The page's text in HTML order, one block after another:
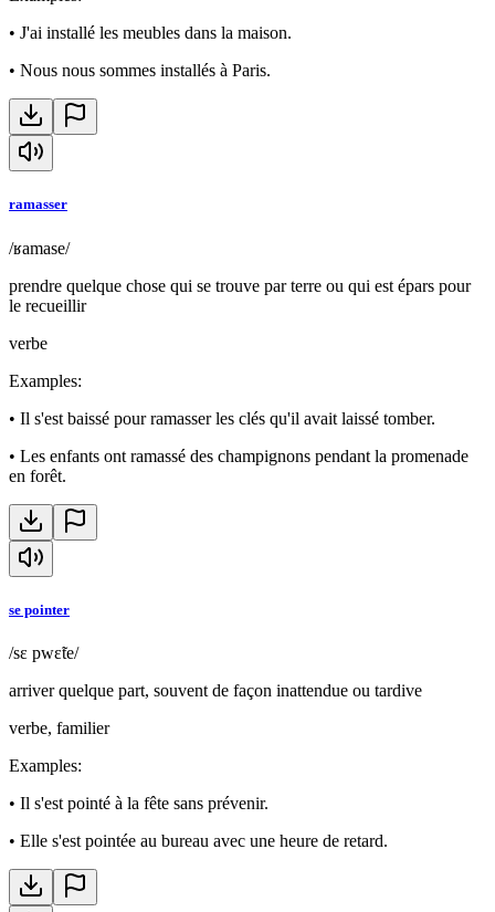
• J'ai installé les meubles dans la maison.
• Nous nous sommes installés à Paris.
ramasser
/ʁamase/
prendre quelque chose qui se trouve par terre ou qui est épars pour
le recueillir
verbe
Examples:
• Il s'est baissé pour ramasser les clés qu'il avait laissé tomber.
• Les enfants ont ramassé des champignons pendant la promenade
en forêt.
se pointer
/sɛ pwɛ̃te/
arriver quelque part, souvent de façon inattendue ou tardive
verbe, familier
Examples:
• Il s'est pointé à la fête sans prévenir.
• Elle s'est pointée au bureau avec une heure de retard.